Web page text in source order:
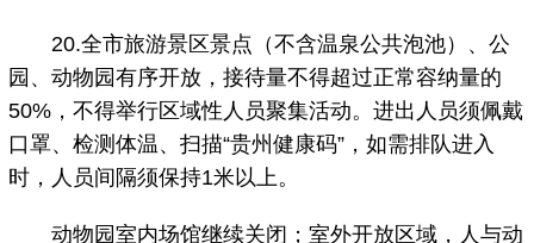
20.全市旅游景区景点（不含温泉公共泡池）、公
园、动物园有序开放，接待量不得超过正常容纳量的
50%，不得举行区域性人员聚集活动。进出人员须佩戴
口罩、检测体温、扫描“贵州健康码”，如需排队进入
时，人员间隔须保持1米以上。
动物园室内场馆继续关闭；室外开放区域，人与动